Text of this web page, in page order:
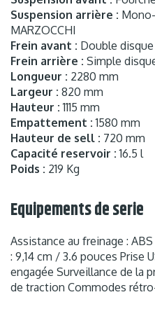
Suspension arrière :
MARZOCCHI
Frein avant : Double
Frein arrière : Simple
Longueur : 2280 mm
Largeur : 820 mm
Hauteur : 1115 mm
Empattement : 1580 mm
Hauteur de sell : 720 mm
Capacité reservoir : 16.5 l
Poids : 219 Kg
Equipements de serie
Assistance au freinage :
: 9,14 cm / 3.6 pouces Prise
engagée Surveillance de la
de traction Commodes